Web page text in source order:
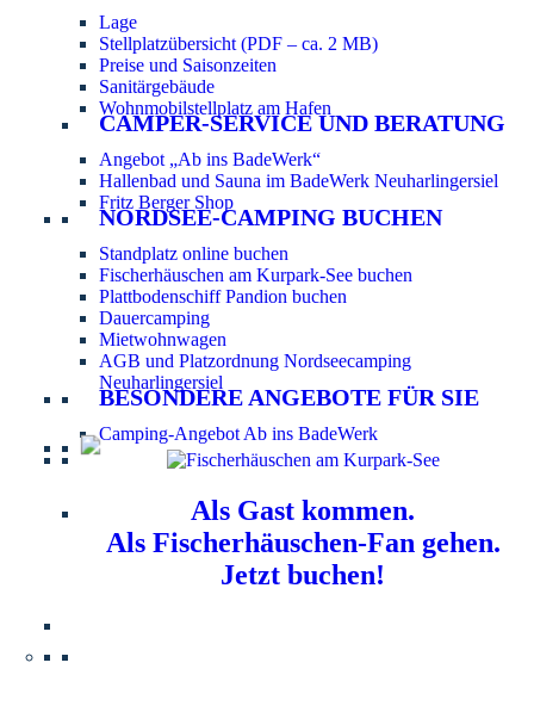
Lage
Stellplatzübersicht (PDF – ca. 2 MB)
Preise und Saisonzeiten
Sanitärgebäude
Wohnmobilstellplatz am Hafen
CAMPER-SERVICE UND BERATUNG
Angebot „Ab ins BadeWerk“
Hallenbad und Sauna im BadeWerk Neuharlingersiel
Fritz Berger Shop
NORDSEE-CAMPING BUCHEN
Standplatz online buchen
Fischerhäuschen am Kurpark-See buchen
Plattbodenschiff Pandion buchen
Dauercamping
Mietwohnwagen
AGB und Platzordnung Nordseecamping
Neuharlingersiel
BESONDERE ANGEBOTE FÜR SIE
Camping-Angebot Ab ins BadeWerk
Als Gast kommen.
Als Fischerhäuschen-Fan gehen.
Jetzt buchen!